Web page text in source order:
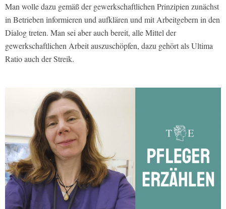
Man wolle dazu gemäß der gewerkschaftlichen Prinzipien zunächst
in Betrieben informieren und aufklären und mit Arbeitgebern in den
Dialog treten. Man sei aber auch bereit, alle Mittel der
gewerkschaftlichen Arbeit auszuschöpfen, dazu gehört als Ultima
Ratio auch der Streik.